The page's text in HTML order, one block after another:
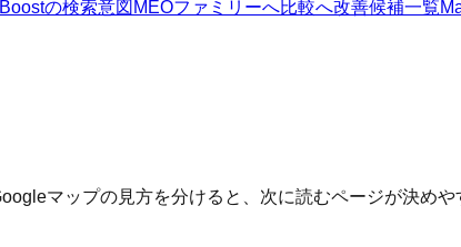
の検索意図 MEOファミリーへ比較へ改善候補一覧
マップの見方を分けると、次に読むページが決めや